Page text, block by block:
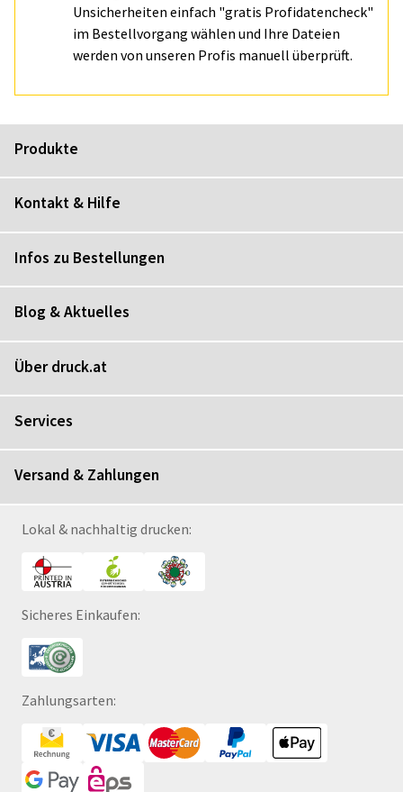
Unsicherheiten einfach "gratis Profidatencheck"
im Bestellvorgang wählen und Ihre Dateien
werden von unseren Profis manuell überprüft.
Produkte
Kontakt & Hilfe
Infos zu Bestellungen
Blog & Aktuelles
Über druck.at
Services
Versand & Zahlungen
Lokal & nachhaltig drucken:
Sicheres Einkaufen:
Zahlungsarten: